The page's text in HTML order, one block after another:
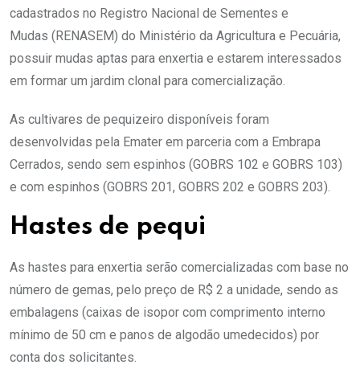
cadastrados no Registro Nacional de Sementes e
Mudas (RENASEM) do Ministério da Agricultura e Pecuária,
possuir mudas aptas para enxertia e estarem interessados
em formar um jardim clonal para comercialização.
As cultivares de pequizeiro disponíveis foram
desenvolvidas pela Emater em parceria com a Embrapa
Cerrados, sendo sem espinhos (GOBRS 102 e GOBRS 103)
e com espinhos (GOBRS 201, GOBRS 202 e GOBRS 203).
Hastes de pequi
As hastes para enxertia serão comercializadas com base no
número de gemas, pelo preço de R$ 2 a unidade, sendo as
embalagens (caixas de isopor com comprimento interno
mínimo de 50 cm e panos de algodão umedecidos) por
conta dos solicitantes.